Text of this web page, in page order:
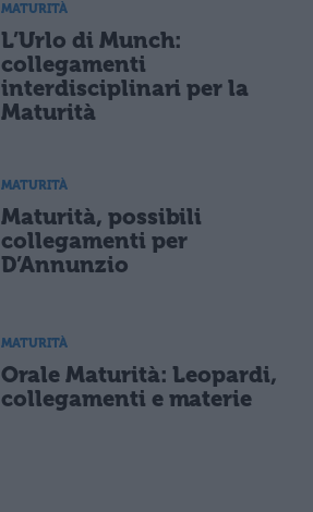
MATURITÀ
L’Urlo di Munch:
collegamenti
interdisciplinari per la
Maturità
MATURITÀ
Maturità, possibili
collegamenti per
D’Annunzio
MATURITÀ
Orale Maturità: Leopardi,
collegamenti e materie